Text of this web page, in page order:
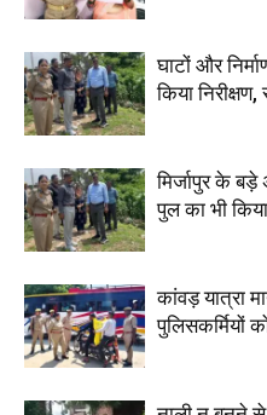
घाटों और
किया
मिर्जापुर के बड़े
पुल का भी किया
कांवड़ यात्रा
पुलिसकर्मियों